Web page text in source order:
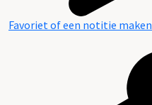
Favoriet of een notitie maken